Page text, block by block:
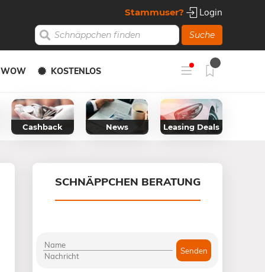
Stammuser? Login
Suche
WOW KOSTENLOS
Cashback News Leasing Deals
SCHNÄPPCHEN BERATUNG